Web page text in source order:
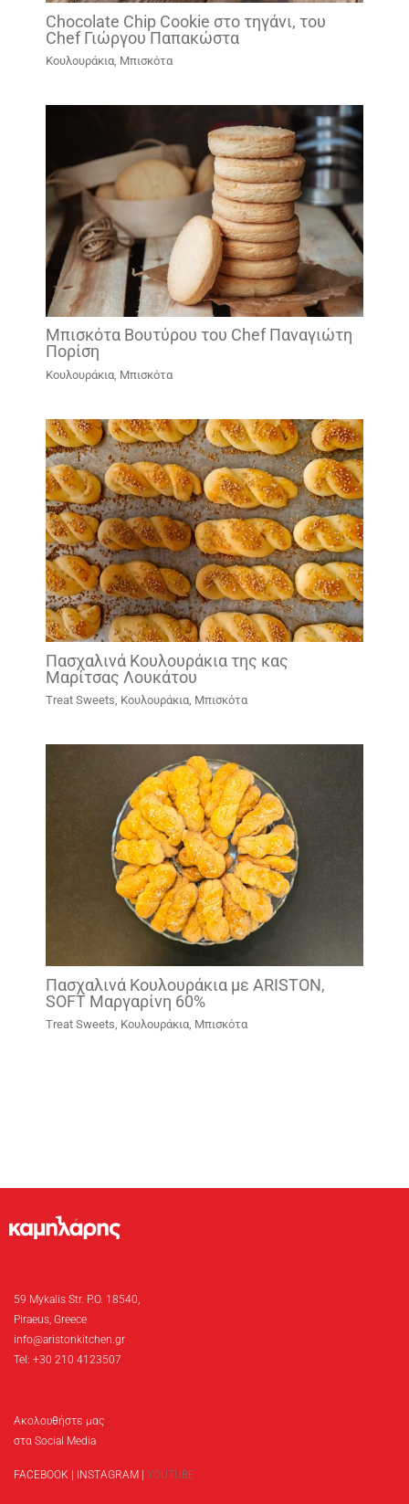
Chocolate Chip Cookie στο τηγάνι, του
Chef Γιώργου Παπακώστα
Κουλουράκια, Μπισκότα
Mπισκότα Βουτύρου του Chef Παναγιώτη
Πορίση
Κουλουράκια, Μπισκότα
Πασχαλινά Κουλουράκια της κας
Μαρίτσας Λουκάτου
Treat Sweets Κουλουράκια, Μπισκότα
Πασχαλινά Κουλουράκια με ARISTON,
SOFT Μαργαρίνη 60%
Treat Sweets, Κουλουράκια, Μπισκότα
59 Mykalis Str. P.O. 18540,
Piraeus, Greece
info@aristonkitchen.gr
Tel: +30 210 4123507
Ακολουθήστε μας
στα Social Media
FACEBOOK INSTAGRAM YOUTUBE